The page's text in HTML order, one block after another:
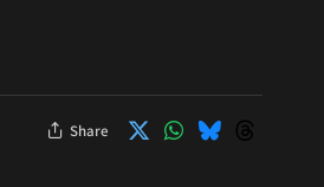
Share